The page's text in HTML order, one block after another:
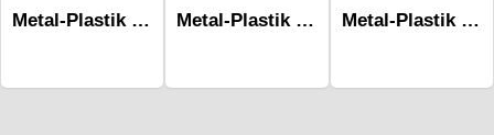
Metal-Plastik Çocuk Parkları-Mds-1030 Metal-Plastik Çocuk Parkları-Mds-1039 Metal-Plastik Çocuk Parkları-Mds-1033